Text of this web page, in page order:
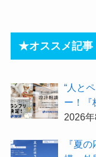
★オススメ記事
“人と
ー！『
が選出
2026
『夏